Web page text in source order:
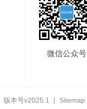
微信公众号
版本号v2025.1 | Sitemap